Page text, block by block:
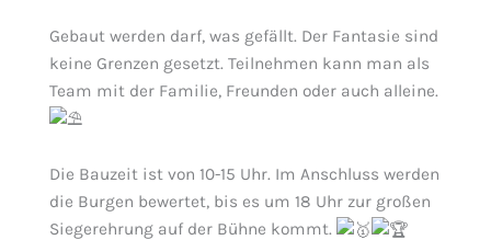
Gebaut werden darf, was gefällt. Der Fantasie sind
keine Grenzen gesetzt. Teilnehmen kann man als
Team mit der Familie, Freunden oder auch alleine.
Die Bauzeit ist von 10-15 Uhr. Im Anschluss werden
die Burgen bewertet, bis es um 18 Uhr zur großen
Siegerehrung auf der Bühne kommt.